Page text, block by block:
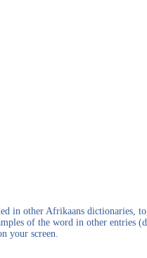
in other Afrikaans dictionaries,
of the word in other entries
your screen.